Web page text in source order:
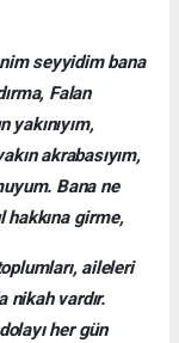
seyyidim bana
Falan
akrabasıyım,
Bana ne
hakkına girme,
aileleri
nikah vardır.
her gün